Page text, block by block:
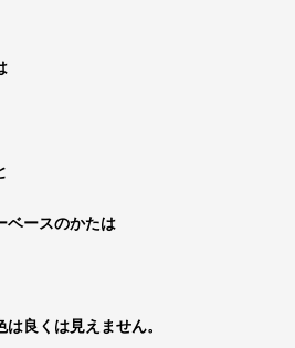
ベースのかたは
良くは見えません。